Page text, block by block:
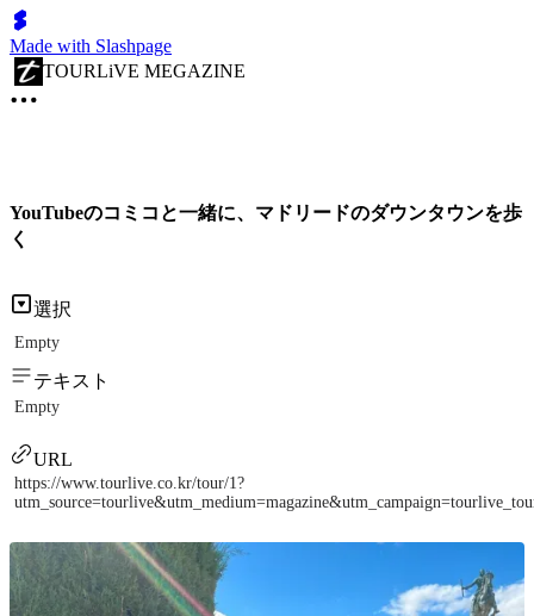
Made with Slashpage
TOURLiVE MEGAZINE
YouTubeのコミコと一緒に、マドリードのダウンタウンを歩
く
選択
Empty
テキスト
Empty
URL
https://www.tourlive.co.kr/tour/1?